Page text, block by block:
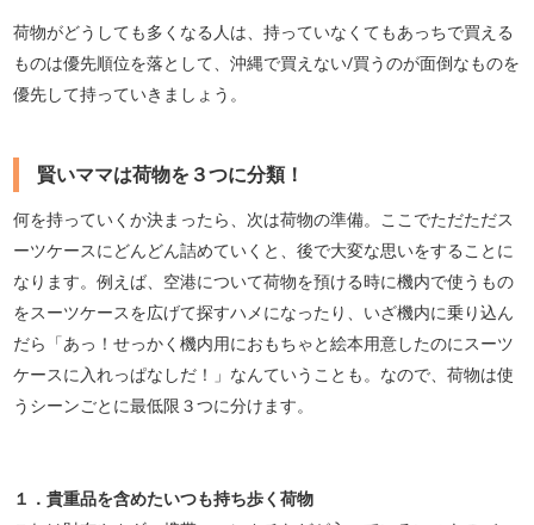
荷物がどうしても多くなる人は、持っていなくてもあっちで買える
ものは優先順位を落として、沖縄で買えない/買うのが面倒なものを
優先して持っていきましょう。
賢いママは荷物を３つに分類！
何を持っていくか決まったら、次は荷物の準備。ここでただただス
ーツケースにどんどん詰めていくと、後で大変な思いをすることに
なります。例えば、空港について荷物を預ける時に機内で使うもの
をスーツケースを広げて探すハメになったり、いざ機内に乗り込ん
だら「あっ！せっかく機内用におもちゃと絵本用意したのにスーツ
ケースに入れっぱな しだ！」なんていうことも。 なので、荷物は使
うシーンごとに最低限３つに分けます。
１．貴重品を含めたいつも持ち歩く荷物